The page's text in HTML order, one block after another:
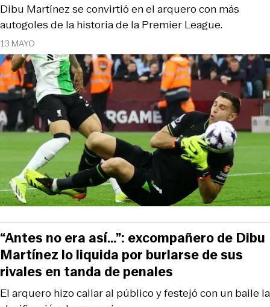
13 MAYO
Dibu Martínez se convirtió en el arquero con más
autogoles de la historia de la Premier League.
El arquero hizo callar al público y festejó con un baile la
“Antes no era así…”: excompañero de Dibu
Martínez lo liquida por burlarse de sus
rivales en tanda de penales